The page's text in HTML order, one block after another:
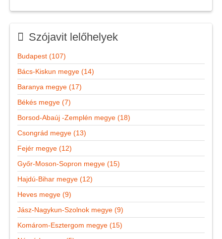
Szójavit lelőhelyek
Budapest (107)
Bács-Kiskun megye (14)
Baranya megye (17)
Békés megye (7)
Borsod-Abaúj -Zemplén megye (18)
Csongrád megye (13)
Fejér megye (12)
Győr-Moson-Sopron megye (15)
Hajdú-Bihar megye (12)
Heves megye (9)
Jász-Nagykun-Szolnok megye (9)
Komárom-Esztergom megye (15)